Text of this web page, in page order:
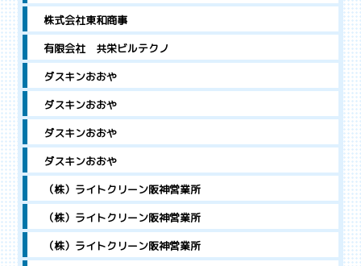
株式会社東和商事
有限会社 共栄ビルテクノ
ダスキンおおや
ダスキンおおや
ダスキンおおや
ダスキンおおや
（株）ライトクリーン阪神営業所
（株）ライトクリーン阪神営業所
（株）ライトクリーン阪神営業所